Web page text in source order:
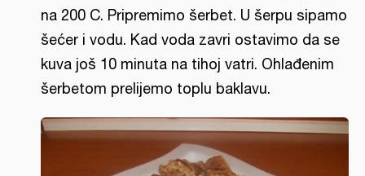
na 200 C. Pripremimo šerbet. U šerpu sipamo
šećer i vodu. Kad voda zavri ostavimo da se
kuva još 10 minuta na tihoj vatri. Ohlađenim
šerbetom prelijemo toplu baklavu.